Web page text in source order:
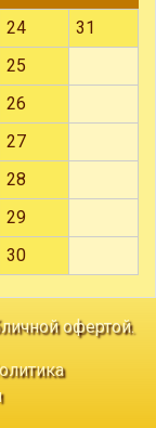
24
31
25
26
27
28
29
30
офертой.